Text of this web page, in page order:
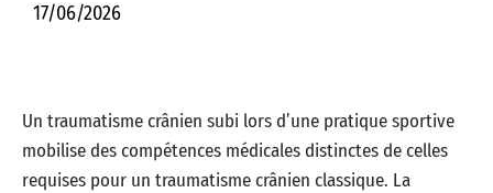
17/06/2026
Un traumatisme crânien subi lors d’une pratique sportive
mobilise des compétences médicales distinctes de celles
requises pour un traumatisme crânien classique. La